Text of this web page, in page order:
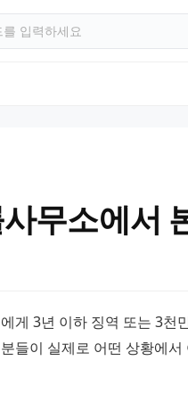
무소에서
게 3년 이하 징역 또는 3천
들이 실제로 어떤 상황에